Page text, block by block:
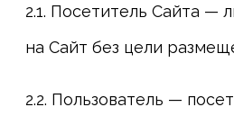
2.1. Посетитель Сайта —
на Сайт без цели
2.2. Пользователь —